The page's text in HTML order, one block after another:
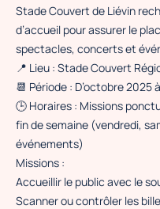
Stade Couvert de Liévin
d’accueil pour assurer le
spectacles, concerts et
📍 Lieu : Stade Couvert
📆 Période : D’octobre 2025
🕒 Horaires : Missions
fin de semaine (vendredi,
événements)
Missions :
Accueillir le public avec le
Scanner ou contrôler les